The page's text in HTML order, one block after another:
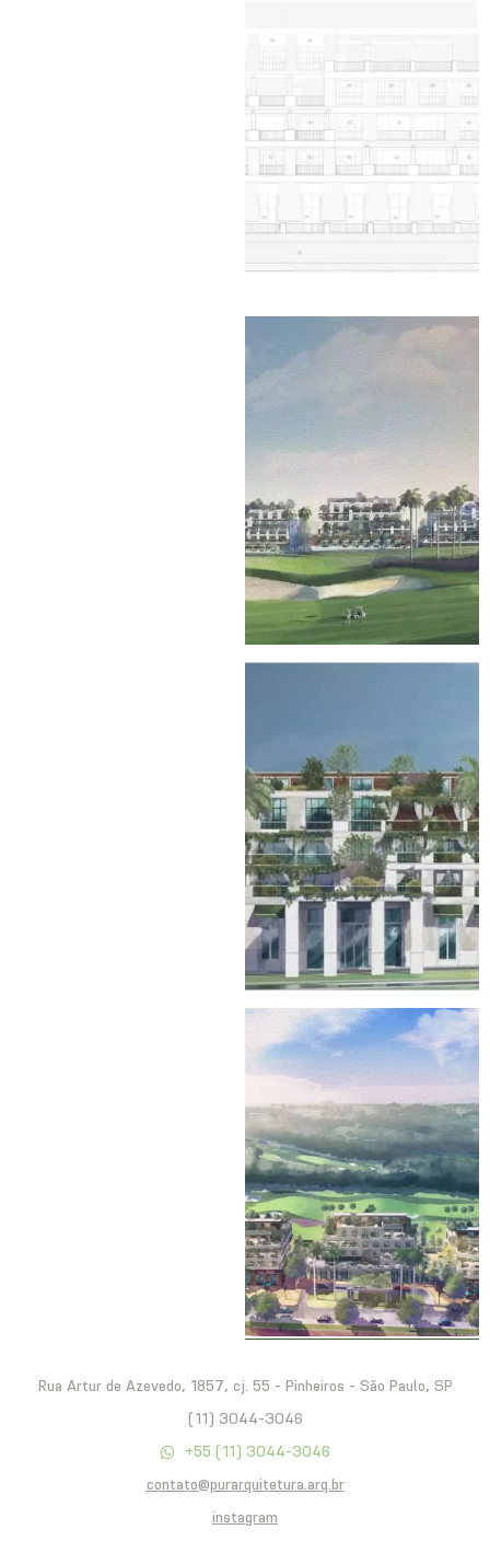
Rua Artur de Azevedo, 1857, cj. 55 - Pinheiros - São Paulo, SP
(11) 3044-3046
+55 (11) 3044-3046
contato@purarquitetura.arq.br
instagram